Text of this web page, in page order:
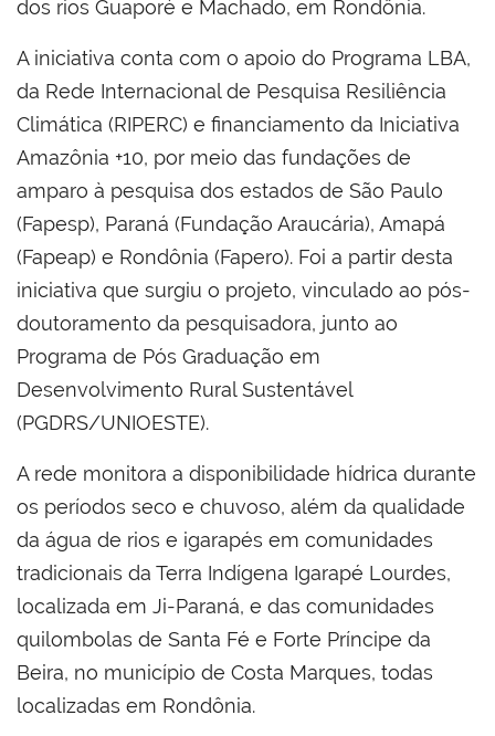
dos rios Guaporé e Machado, em Rondônia.
A iniciativa conta com o apoio do Programa LBA,
da Rede Internacional de Pesquisa Resiliência
Climática (RIPERC) e financiamento da Iniciativa
Amazônia +10, por meio das fundações de
amparo à pesquisa dos estados de São Paulo
(Fapesp), Paraná (Fundação Araucária), Amapá
(Fapeap) e Rondônia (Fapero). Foi a partir desta
iniciativa que surgiu o projeto, vinculado ao pós-
doutoramento da pesquisadora, junto ao
Programa de Pós Graduação em
Desenvolvimento Rural Sustentável
(PGDRS/UNIOESTE).
A rede monitora a disponibilidade hídrica durante
os períodos seco e chuvoso, além da qualidade
da água de rios e igarapés em comunidades
tradicionais da Terra Indígena Igarapé Lourdes,
localizada em Ji-Paraná, e das comunidades
quilombolas de Santa Fé e Forte Príncipe da
Beira, no município de Costa Marques, todas
localizadas em Rondônia.